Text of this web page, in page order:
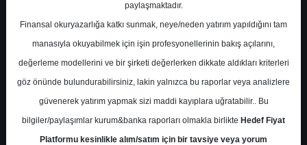
S.No Dosya Adı İndir
1
tera-yatirim-arcelik-hedef-
fiyat-5254
İlgili
Dosyayı İndir
paylaşmaktadır.
Finansal okuryazarlığa katkı sunmak, neye/neden yatırım yapıldığını tam
manasıyla okuyabilmek için işin profesyonellerinin bakış açılarını,
değerleme modellerini ve bir şirketi değerlerken dikkate aldıkları kriterleri
göz önünde bulundurabilirsiniz, lakin yalnızca bu raporlar veya analizlere
güvenerek yatırım yapmak sizi maddi kayıplara uğratabilir.. Bu
bilgiler/paylaşımlar kurum&banka raporları olmakla birlikte Hedef Fiyat
Platformu kesinlikle alım/satım için bir tavsiye veya yorum